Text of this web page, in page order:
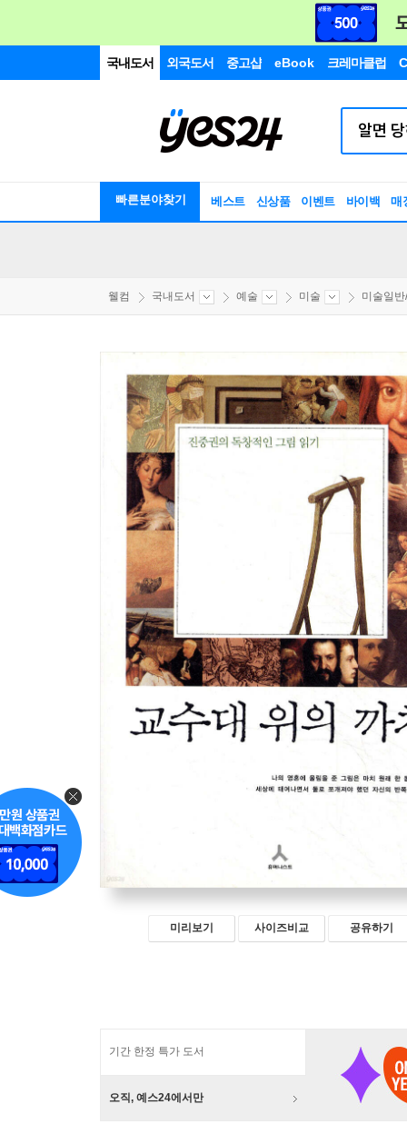
국내도서 외국도서 중고샵 eBook 크레마클럽
빠른분야찾기 베스트 신상품 이벤트 바이백 매
웰컴 국내도서 예술 미술 미술일
미리보기 사이즈비교 공유하기
기간 한정 특가 도서
오직, 예스24에서만